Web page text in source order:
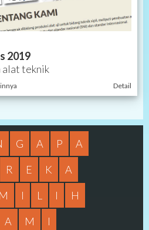
2019
alat teknik
Detail
G A P
A
R E K
A
M I L I
H
A M I